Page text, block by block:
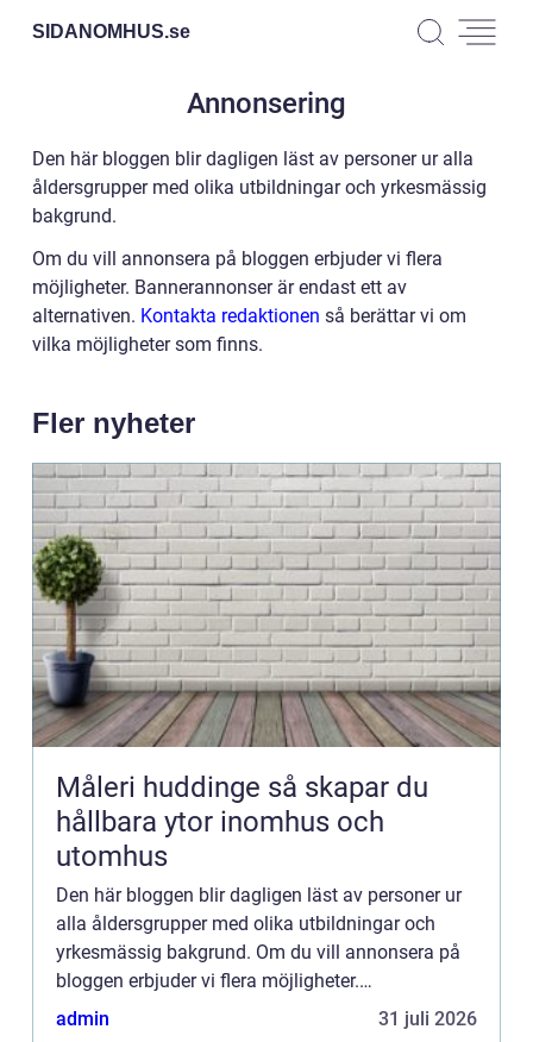
SIDANOMHUS.se
Annonsering
Den här bloggen blir dagligen läst av personer ur alla
åldersgrupper med olika utbildningar och yrkesmässig
bakgrund.
Om du vill annonsera på bloggen erbjuder vi flera
möjligheter. Bannerannonser är endast ett av
alternativen. Kontakta redaktionen så berättar vi om
vilka möjligheter som finns.
Fler nyheter
Måleri huddinge så skapar du
hållbara ytor inomhus och
utomhus
Den här bloggen blir dagligen läst av personer ur
alla åldersgrupper med olika utbildningar och
yrkesmässig bakgrund. Om du vill annonsera på
bloggen erbjuder vi flera möjligheter.
Bannerannonser är endast ett av alternativen.
admin 31 juli 2026